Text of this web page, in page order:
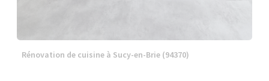
Rénovation de cuisine à Sucy-en-Brie (94370)